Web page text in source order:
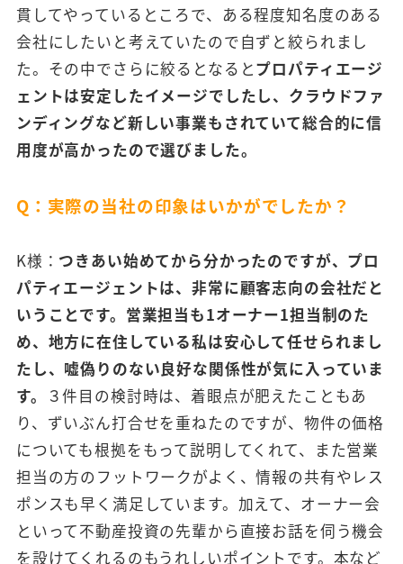
貫してやっているところで、ある程度知名度のある
会社にしたいと考えていたので自ずと絞られまし
た。その中でさらに絞るとなるとプロパティエージ
ェントは安定したイメージでしたし、クラウドファ
ンディングなど新しい事業もされていて総合的に信
用度が高かったので選びました。
Q：実際の当社の印象はいかがでしたか？
K様： つきあい始めてから分かったのですが、プロ
パティエージェントは、非常に顧客志向の会社だと
いうことです。営業担当も1オーナー1担当制のた
め、地方に在住している私は安心して任せられまし
たし、嘘偽りのない良好な関係性が気に入っていま
す。
３件目の検討時は、着眼点が肥えたこともあ
り、ずいぶん打合せを重ねたのですが、物件の価格
についても根拠をもって説明してくれて、また営業
担当の方のフットワークがよく、情報の共有やレス
ポンスも早く満足しています。加えて、オーナー会
といって不動産投資の先輩から直接お話を伺う機会
を設けてくれるのもうれしいポイントです。本など